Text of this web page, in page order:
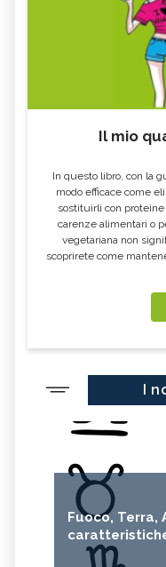
Il mio
In questo libro, con la
modo efficace come
sostituirli con
carenze alimentari o
vegetariana non
scoprirete come
I
Fuoco, Terra,